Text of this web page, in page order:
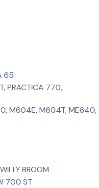
65
PRACTICA 770,
M604E, M604T, ME640,
BROOM
700 ST